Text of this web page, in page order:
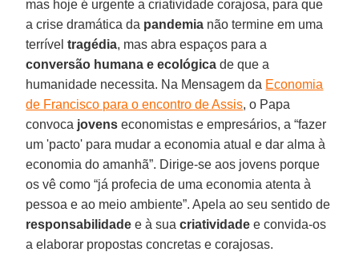
mas hoje é urgente a criatividade corajosa, para que
a crise dramática da pandemia não termine em uma
terríveltragédia, mas abra espaços para a
conversão humana e ecológica de que a
humanidade necessita. Na Mensagem da Economia
de Francisco para o encontro de Assis, o Papa
convoca jovens economistas e empresários, a “fazer
um 'pacto' para mudar a economia atual e dar alma à
economia do amanhã”. Dirige-se aos jovens porque
os vê como “já profecia de uma economia atenta à
pessoa e ao meio ambiente”. Apela ao seu sentido de
responsabilidade e à suacriatividade e convida-os
a elaborar propostas concretas e corajosas.